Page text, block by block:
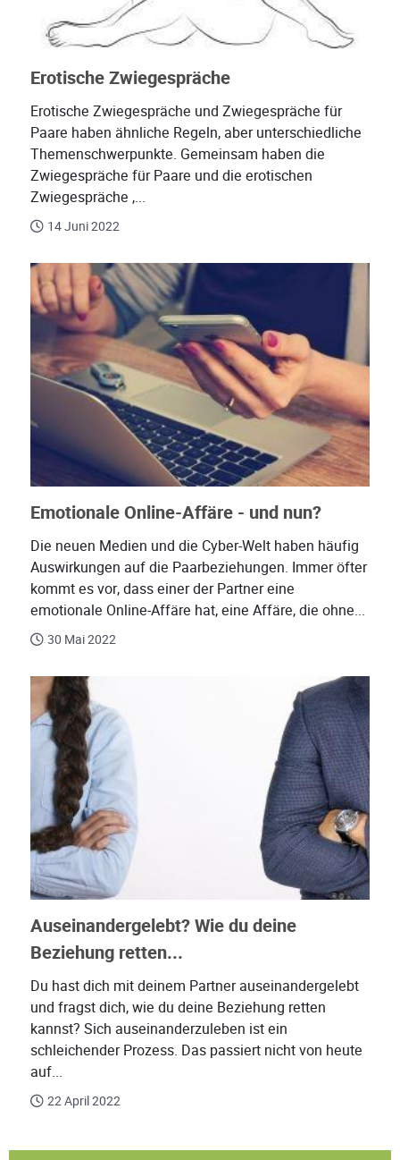
Erotische Zwiegespräche
Erotische Zwiegespräche und Zwiegespräche für
Paare haben ähnliche Regeln, aber unterschiedliche
Themenschwerpunkte. Gemeinsam haben die
Zwiegespräche für Paare und die erotischen
Zwiegespräche ,...
14 Juni 2022
Emotionale Online-Affäre - und nun?
Die neuen Medien und die Cyber-Welt haben häufig
Auswirkungen auf die Paarbeziehungen. Immer öfter
kommt es vor, dass einer der Partner eine
emotionale Online-Affäre hat, eine Affäre, die ohne...
30 Mai 2022
Auseinandergelebt? Wie du deine
Beziehung retten...
Du hast dich mit deinem Partner auseinandergelebt
und fragst dich, wie du deine Beziehung retten
kannst? Sich auseinanderzuleben ist ein
schleichender Prozess. Das passiert nicht von heute
auf...
22 April 2022